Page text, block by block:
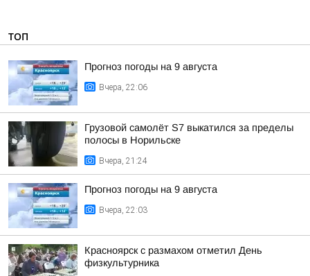
ТОП
Прогноз погоды на 9 августа
Вчера, 22:06
Грузовой самолёт S7 выкатился за пределы
полосы в Норильске
Вчера, 21:24
Прогноз погоды на 9 августа
Вчера, 22:03
Красноярск с размахом отметил День
физкультурника